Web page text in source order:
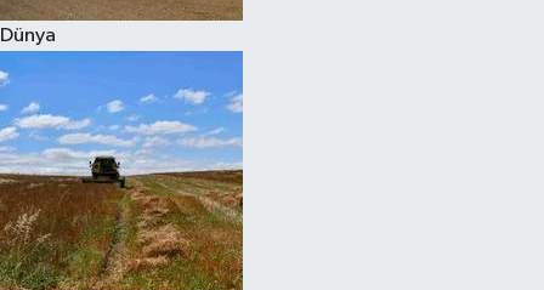
Dünya
Kadın
Kültür Sanat
Sağlık
Siyaset